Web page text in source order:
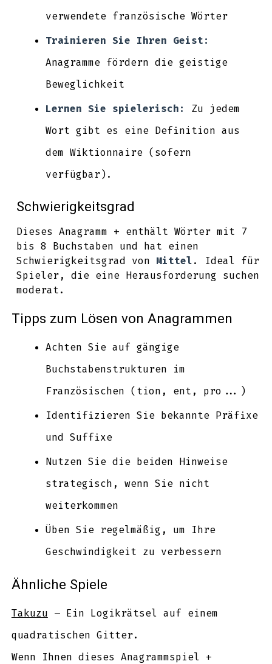
verwendete französische Wörter
Trainieren Sie Ihren Geist:
Anagramme fördern die geistige
Beweglichkeit
Lernen Sie spielerisch:
Zu jedem
Wort gibt es eine Definition aus
dem Wiktionnaire (sofern
verfügbar).
Schwierigkeitsgrad
Dieses Anagramm + enthält Wörter mit 7
bis 8 Buchstaben und hat einen
Schwierigkeitsgrad von Mittel. Ideal für
Spieler, die eine Herausforderung suchen
moderat.
Tipps zum Lösen von Anagrammen
Achten Sie auf gängige
Buchstabenstrukturen im
Französischen (tion, ent, pro...)
Identifizieren Sie bekannte Präfixe
und Suffixe
Nutzen Sie die beiden Hinweise
strategisch, wenn Sie nicht
weiterkommen
Üben Sie regelmäßig, um Ihre
Geschwindigkeit zu verbessern
Ähnliche Spiele
Takuzu – Ein Logikrätsel auf einem
quadratischen Gitter.
Wenn Ihnen dieses Anagrammspiel +